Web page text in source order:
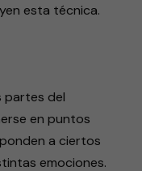
esta técnica.
partes del
en puntos
a ciertos
emociones.